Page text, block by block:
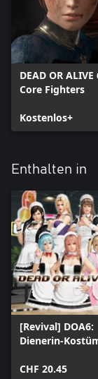
DEAD OR ALIVE
Core Fighters
Kostenlos+
Enthalten in
[Revival] DOA6:
Dienerin-
CHF 20.45